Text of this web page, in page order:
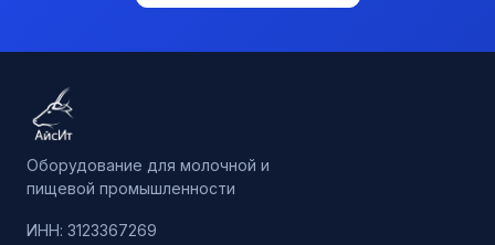
Оборудование для молочной и
пищевой промышленности
ИНН: 3123367269